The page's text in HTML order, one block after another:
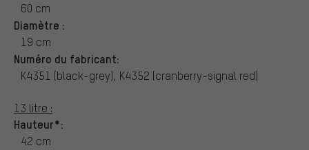
60 cm
Diamètre :
19 cm
Numéro du fabricant:
K4351 (black-grey), K4352 (cranberry-signal red)
13 litre :
Hauteur*:
42 cm